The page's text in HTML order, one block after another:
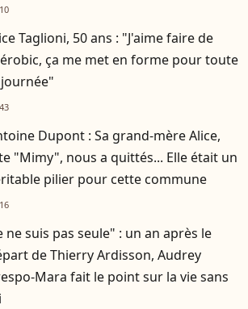
Taglioni, 50 ans : "J'aime faire de
ça me met en forme pour toute
Dupont : Sa grand-mère Alice,
"Mimy", nous a quittés... Elle était un
pilier pour cette commune
ne suis pas seule" : un an après le
de Thierry Ardisson, Audrey
Mara fait le point sur la vie sans